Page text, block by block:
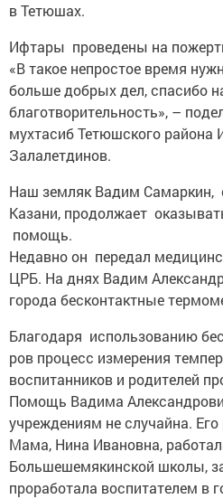
в Тетюшах.
Ифтары проведены на
«В такое непростое время
больше добрых дел, спасибо
благотворительность», –
мухтасиб Тетюшского района
Залалетдинов.
Наш земляк Вадим
Казани, продолжает
помощь.
Недавно он передал
ЦРБ. На днях Вадим
города бесконтактные
Благодаря использованию
ров процесс измерения
воспитанников и родителей
Помощь Вадима
учреждениям не случайна. Его
Мама, Нина Ивановна,
Большешемякинской школы,
проработала воспитателем в